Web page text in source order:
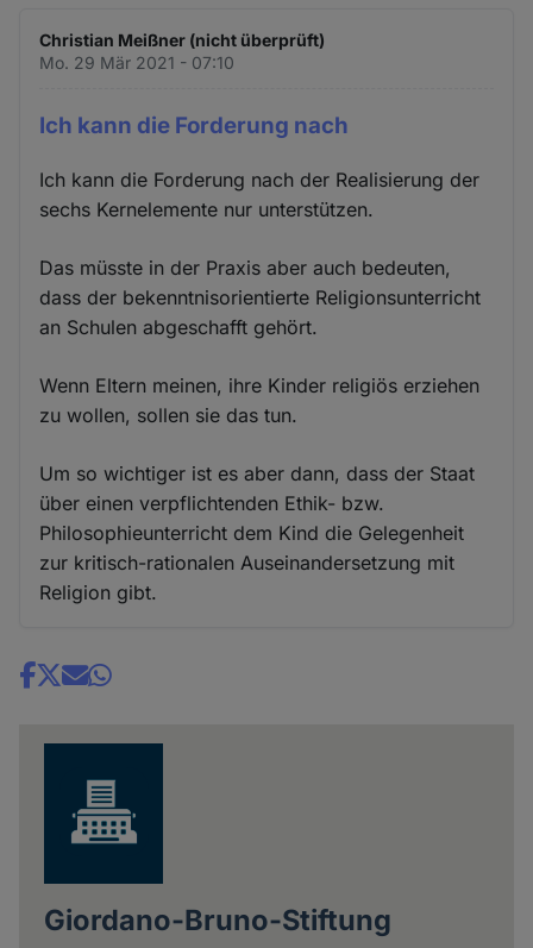
Christian Meißner (nicht überprüft)
Mo. 29 Mär 2021 - 07:10
Ich kann die Forderung nach
Ich kann die Forderung nach der Realisierung der
sechs Kernelemente nur unterstützen.
Das müsste in der Praxis aber auch bedeuten,
dass der bekenntnisorientierte Religionsunterricht
an Schulen abgeschafft gehört.
Wenn Eltern meinen, ihre Kinder religiös erziehen
zu wollen, sollen sie das tun.
Um so wichtiger ist es aber dann, dass der Staat
über einen verpflichtenden Ethik- bzw.
Philosophieunterricht dem Kind die Gelegenheit
zur kritisch-rationalen Auseinandersetzung mit
Religion gibt.
Share
Giordano-Bruno-Stiftung